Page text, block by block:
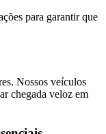
para garantir que
Nossos veículos
chegada veloz em